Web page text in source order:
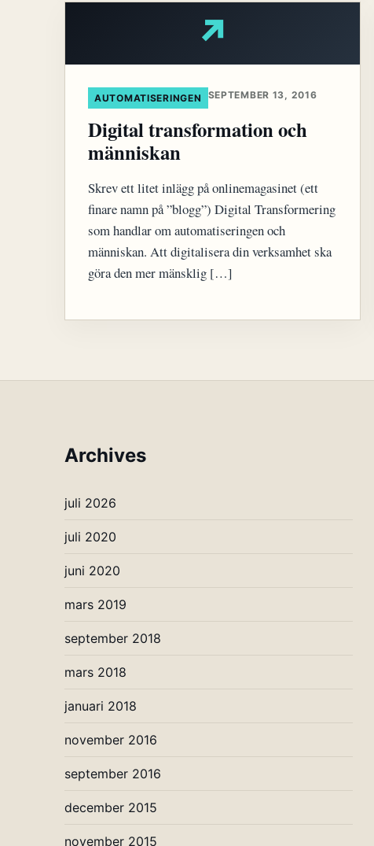
↗
AUTOMATISERINGEN SEPTEMBER 13, 2016
Digital transformation och
människan
Skrev ett litet inlägg på onlinemagasinet (ett
finare namn på ”blogg”) Digital Transformering
som handlar om automatiseringen och
människan. Att digitalisera din verksamhet ska
göra den mer mänsklig […]
Archives
juli 2026
juli 2020
juni 2020
mars 2019
september 2018
mars 2018
januari 2018
november 2016
september 2016
december 2015
november 2015